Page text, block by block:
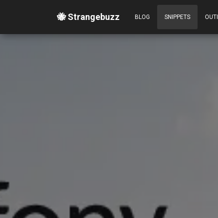
🐝 Strangebuzz BLOG SNIPPETS